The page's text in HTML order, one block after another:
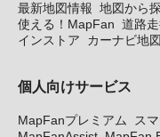
最新地図情報 地図から
使える！MapFan 道路
インストア
カーナビ地
個人向けサービス
MapFanプレミアム
ス